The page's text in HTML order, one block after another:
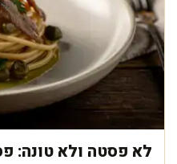
לא פסטה ולא טונה: